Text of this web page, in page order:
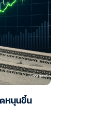
หนุนขึ้น